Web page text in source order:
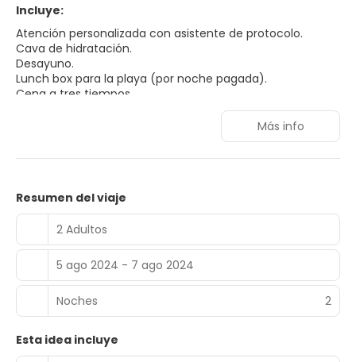
Incluye:
Atención personalizada con asistente de protocolo.
Cava de hidratación.
Desayuno.
Lunch box para la playa (por noche pagada).
Cena a tres tiempos.
Traslados a Francisky y Madrisky (excursión por día).
Más info
Resumen del viaje
2 Adultos
5 ago 2024 - 7 ago 2024
Noches 2
Esta idea incluye